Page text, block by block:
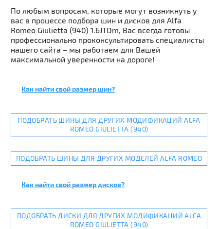
По любым вопросам, которые могут возникнуть у
вас в процессе подбора шин и дисков для Alfa
Romeo Giulietta (940) 1.6JTDm, Вас всегда готовы
профессионально проконсультировать специалисты
нашего сайта – мы работаем для Вашей
максимальной уверенности на дороге!
Как найти свой размер шин?
ПОДОБРАТЬ ШИНЫ ДЛЯ ДРУГИХ МОДИФИКАЦИЙ ALFA
ROMEO GIULIETTA (940)
ПОДОБРАТЬ ШИНЫ ДЛЯ ДРУГИХ МОДЕЛЕЙ ALFA ROMEO
Как найти свой размер дисков?
ПОДОБРАТЬ ДИСКИ ДЛЯ ДРУГИХ МОДИФИКАЦИЙ ALFA
ROMEO GIULIETTA (940)